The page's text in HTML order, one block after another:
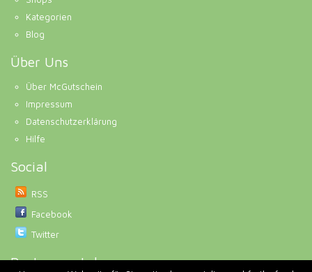
Kategorien
Blog
Über Uns
Über McGutschein
Impressum
Datenschutzerklärung
Hilfe
Social
RSS
Facebook
Twitter
Partnerportale